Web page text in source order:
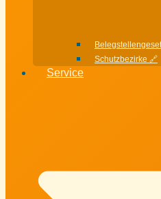
Schutzbezirke 🔗
Service